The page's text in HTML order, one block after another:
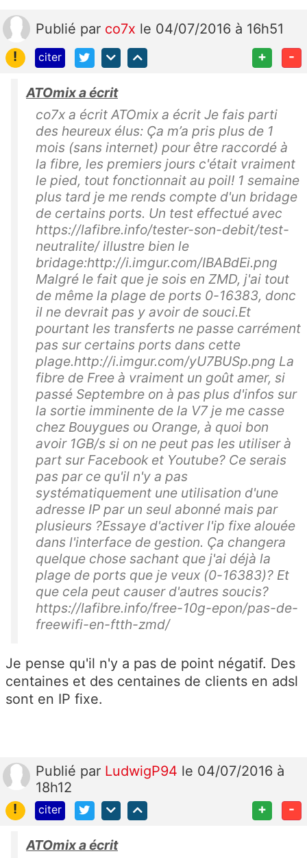
Publié par co7x le 04/07/2016 à 16h51
!
citer + -
ATOmix a écrit
co7x a écrit ATOmix a écrit Je fais parti
des heureux élus: Ça m’a pris plus de 1
mois (sans internet) pour être raccordé à
la fibre, les premiers jours c'était vraiment
le pied, tout fonctionnait au poil! 1 semaine
plus tard je me rends compte d'un bridage
de certains ports. Un test effectué avec
https://lafibre.info/tester-son-debit/test-
neutralite/ illustre bien le
bridage:http://i.imgur.com/IBABdEi.png
Malgré le fait que je sois en ZMD, j'ai tout
de même la plage de ports 0-16383, donc
il ne devrait pas y avoir de souci.Et
pourtant les transferts ne passe carrément
pas sur certains ports dans cette
plage.http://i.imgur.com/yU7BUSp.png La
fibre de Free à vraiment un goût amer, si
passé Septembre on à pas plus d'infos sur
la sortie imminente de la V7 je me casse
chez Bouygues ou Orange, à quoi bon
avoir 1GB/s si on ne peut pas les utiliser à
part sur Facebook et Youtube? Ce serais
pas par ce qu'il n'y a pas
systématiquement une utilisation d'une
adresse IP par un seul abonné mais par
plusieurs ?Essaye d'activer l'ip fixe alouée
dans l'interface de gestion. Ça changera
quelque chose sachant que j'ai déjà la
plage de ports que je veux (0-16383)? Et
que cela peut causer d'autres soucis?
https://lafibre.info/free-10g-epon/pas-de-
freewifi-en-ftth-zmd/
Je pense qu'il n'y a pas de point négatif. Des
centaines et des centaines de clients en adsl
sont en IP fixe.
Publié par LudwigP94 le 04/07/2016 à
18h12
!
citer + -
ATOmix a écrit